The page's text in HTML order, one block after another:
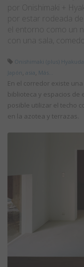
por Onishimaki +
por estar rodeada
el entorno como un
con una sala,
Onishimaki (plus)
Japón, asia, Más...
En el corredor existe
biblioteca y espacios de
posible utilizar el techo
en la azotea y terrazas.